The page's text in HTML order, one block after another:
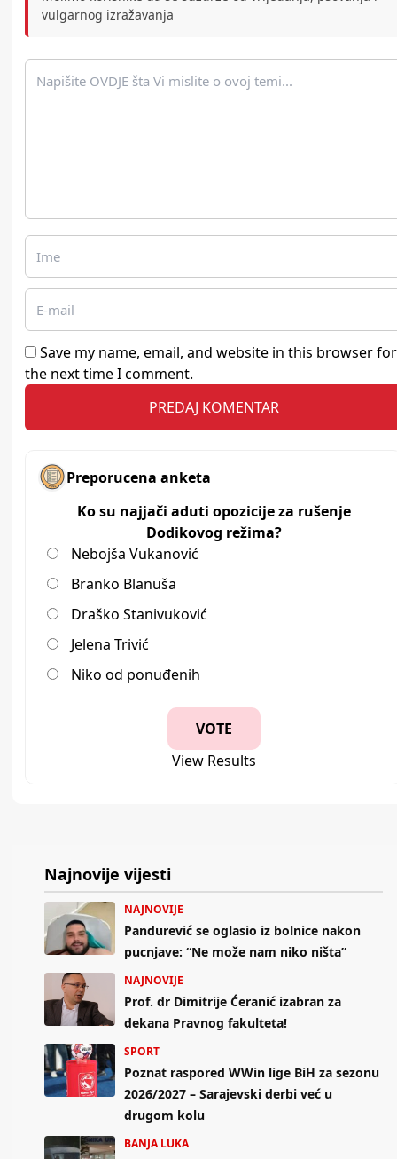
vulgarnog izražavanja
Save my name, email, and website in this browser for
the next time I comment.
Preporucena anketa
Ko su najjači aduti opozicije za rušenje
Dodikovog režima?
Nebojša Vukanović
Branko Blanuša
Draško Stanivuković
Jelena Trivić
Niko od ponuđenih
View Results
Najnovije vijesti
NAJNOVIJE
Pandurević se oglasio iz bolnice nakon
pucnjave: “Ne može nam niko ništa”
NAJNOVIJE
Prof. dr Dimitrije Ćeranić izabran za
dekana Pravnog fakulteta!
SPORT
Poznat raspored WWin lige BiH za sezonu
2026/2027 – Sarajevski derbi već u
drugom kolu
BANJA LUKA